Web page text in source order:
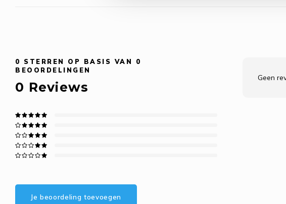
0 STERREN OP BASIS VAN 0
BEOORDELINGEN
0 Reviews
Je beoordeling toevoegen
Geen